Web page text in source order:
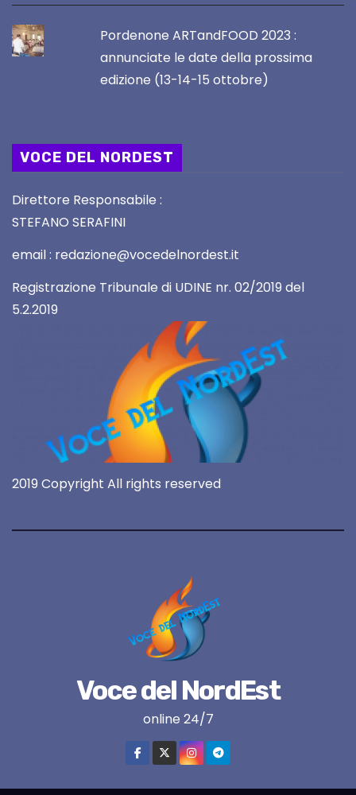
Pordenone ARTandFOOD 2023 :
annunciate le date della prossima
edizione (13-14-15 ottobre)
VOCE DEL NORDEST
Direttore Responsabile :
STEFANO SERAFINI
email : redazione@vocedelnordest.it
Registrazione Tribunale di UDINE nr. 02/2019 del
5.2.2019
2019 Copyright All rights reserved
Voce del NordEst
online 24/7